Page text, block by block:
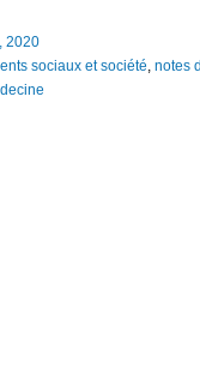
2020
sociaux et société notes